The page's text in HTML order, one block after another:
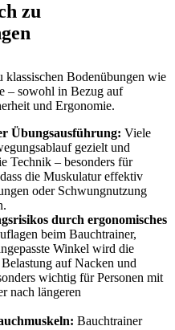
zu
Bodenübungen wie
– sowohl in Bezug auf
und Ergonomie.
Übungsausführung: Viele
gezielt und
Technik – besonders für
die Muskulatur effektiv
oder Schwungnutzung
durch ergonomisches
beim Bauchtrainer,
Winkel wird die
auf Nacken und
wichtig für Personen mit
nach längeren
Bauchtrainer